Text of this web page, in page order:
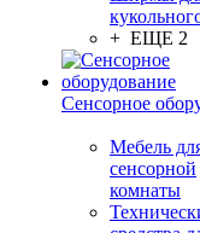
+ ЕЩЕ 2
Сенсорное
Мебель
сенсорной
комнаты